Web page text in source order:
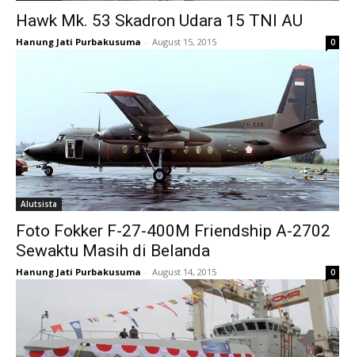
Hawk Mk. 53 Skadron Udara 15 TNI AU
Hanung Jati Purbakusuma - August 15, 2015 0
Alutsista
Foto Fokker F-27-400M Friendship A-2702
Sewaktu Masih di Belanda
Hanung Jati Purbakusuma - August 14, 2015 0